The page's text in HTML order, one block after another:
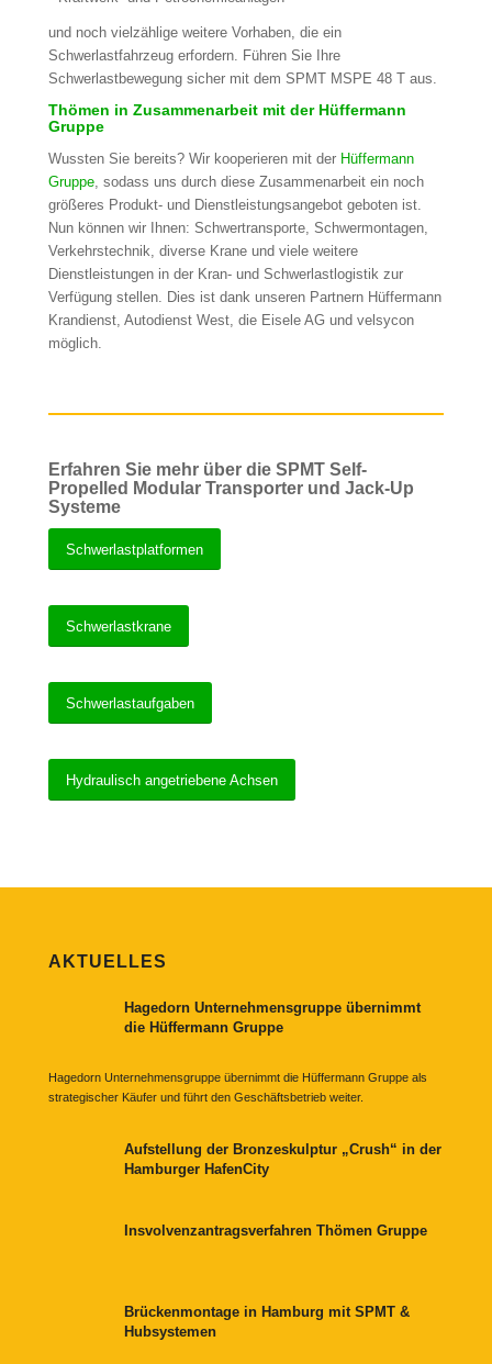
und noch vielzählige weitere Vorhaben, die ein
Schwerlastfahrzeug erfordern. Führen Sie Ihre
Schwerlastbewegung sicher mit dem SPMT MSPE 48 T aus.
Thömen in Zusammenarbeit mit der Hüffermann
Gruppe
Wussten Sie bereits? Wir kooperieren mit der Hüffermann
Gruppe, sodass uns durch diese Zusammenarbeit ein noch
größeres Produkt- und Dienstleistungsangebot geboten ist.
Nun können wir Ihnen: Schwertransporte, Schwermontagen,
Verkehrstechnik, diverse Krane und viele weitere
Dienstleistungen in der Kran- und Schwerlastlogistik zur
Verfügung stellen. Dies ist dank unseren Partnern Hüffermann
Krandienst, Autodienst West, die Eisele AG und velsycon
möglich.
Erfahren Sie mehr über die SPMT Self-
Propelled Modular Transporter und Jack-Up
Systeme
Schwerlastplatformen
Schwerlastkrane
Schwerlastaufgaben
Hydraulisch angetriebene Achsen
AKTUELLES
Hagedorn Unternehmensgruppe übernimmt
die Hüffermann Gruppe
Hagedorn Unternehmensgruppe übernimmt die Hüffermann Gruppe als
strategischer Käufer und führt den Geschäftsbetrieb weiter.
Aufstellung der Bronzeskulptur „Crush“ in der
Hamburger HafenCity
Insvolvenzantragsverfahren Thömen Gruppe
Brückenmontage in Hamburg mit SPMT &
Hubsystemen